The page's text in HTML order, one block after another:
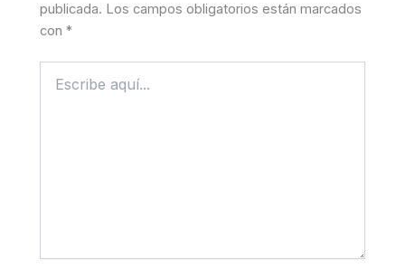
publicada. Los campos obligatorios están marcados
con*
aquí...